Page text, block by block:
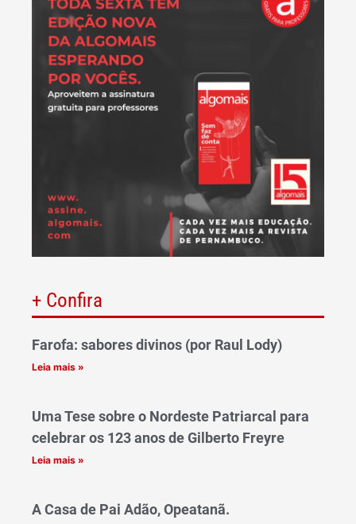
+ Confira
Farofa: sabores divinos (por Raul Lody)
Leia mais »
Uma Tese sobre o Nordeste Patriarcal para
celebrar os 123 anos de Gilberto Freyre
Leia mais »
A Casa de Pai Adão, Opeatanã.